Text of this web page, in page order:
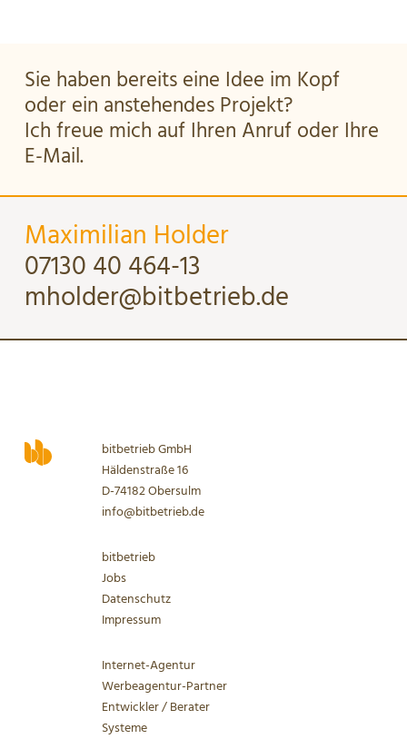
Sie haben bereits eine Idee im Kopf
oder ein anstehendes Projekt?
Ich freue mich auf Ihren Anruf oder Ihre
E-Mail.
Maximilian Holder
07130 40 464-13
mholder@bitbetrieb.de
bitbetrieb GmbH
Häldenstraße 16
D-74182 Obersulm
info@bitbetrieb.de
bitbetrieb
Jobs
Datenschutz
Impressum
Internet-Agentur
Werbeagentur-Partner
Entwickler / Berater
Systeme